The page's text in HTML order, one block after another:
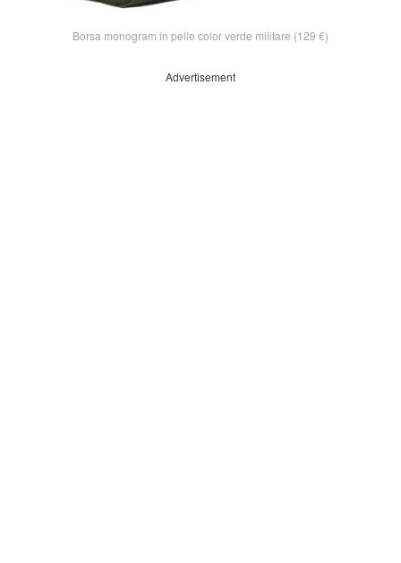
Borsa monogram in pelle color verde militare (129 €)
Advertisement